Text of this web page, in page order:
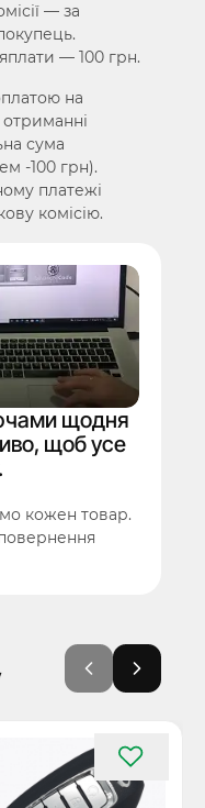
— за
— 100 грн.
на
сума
-100 грн).
платежі
комісію.
щодня
щоб усе
кожен товар.